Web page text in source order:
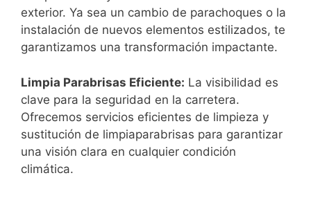
exterior. Ya sea un cambio de parachoques o la
instalación de nuevos elementos estilizados, te
garantizamos una transformación impactante.
Limpia Parabrisas Eficiente: La visibilidad es
clave para la seguridad en la carretera.
Ofrecemos servicios eficientes de limpieza y
sustitución de limpiaparabrisas para garantizar
una visión clara en cualquier condición
climática.